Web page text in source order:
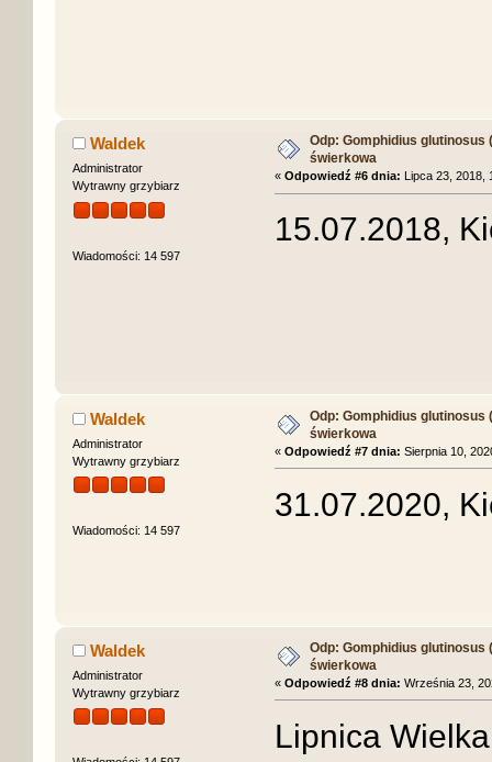
Waldek
Administrator
Wytrawny grzybiarz
Wiadomości: 14 597
Odp: Gomphidius glutinosus
świerkowa
« Odpowiedź #6 dnia: Lipca 23, 2018,
15.07.2018,
Waldek
Administrator
Wytrawny grzybiarz
Wiadomości: 14 597
Odp: Gomphidius glutinosus
świerkowa
« Odpowiedź #7 dnia: Sierpnia 10,
31.07.2020,
Waldek
Administrator
Wytrawny grzybiarz
Odp: Gomphidius glutinosus
świerkowa
« Odpowiedź #8 dnia: Września 23,
Lipnica